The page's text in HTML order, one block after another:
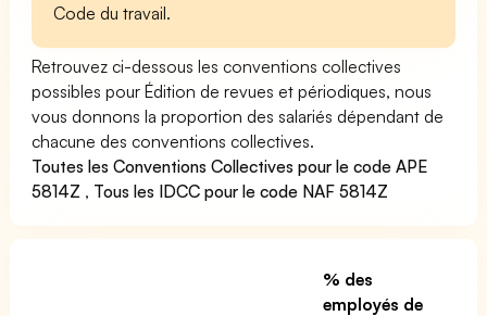
Code du travail.
Retrouvez ci-dessous les conventions collectives
possibles pour Édition de revues et périodiques, nous
vous donnons la proportion des salariés dépendant de
chacune des conventions collectives.
Toutes les Conventions Collectives pour le code APE
5814Z , Tous les IDCC pour le code NAF 5814Z
% des
employés de